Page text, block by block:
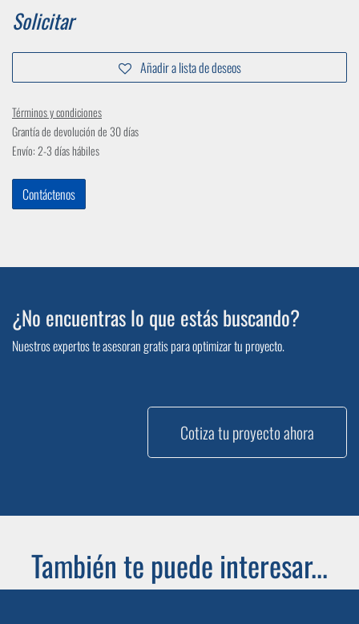
Solicitar
Añadir a lista de deseos
Términos y condiciones
Grantía de devolución de 30 días
Envío: 2-3 días hábiles
Contáctenos
¿No encuentras lo que estás buscando?
Nuestros expertos te asesoran gratis para optimizar tu proyecto.
Cotiza tu proyecto ahora
También te puede interesar...